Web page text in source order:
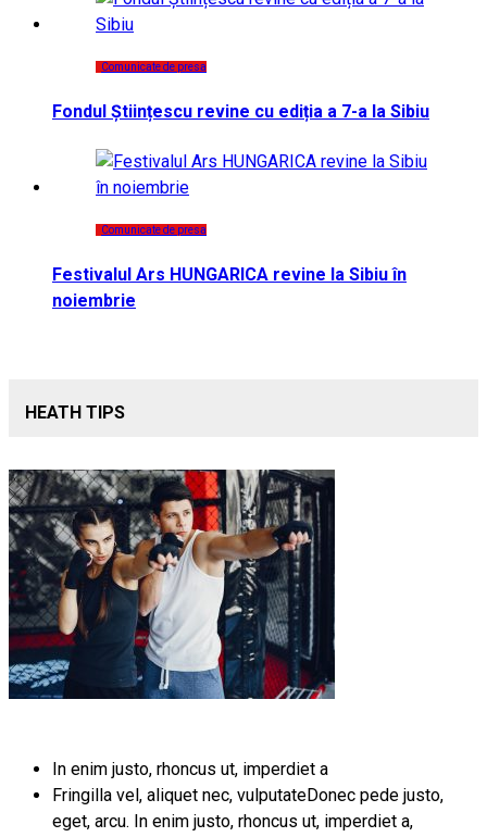
Comunicate de presa
Fondul Științescu revine cu ediția a 7-a la Sibiu
Comunicate de presa
Festivalul Ars HUNGARICA revine la Sibiu în
noiembrie
HEATH TIPS
In enim justo, rhoncus ut, imperdiet a
Fringilla vel, aliquet nec, vulputateDonec pede justo,
eget, arcu. In enim justo, rhoncus ut, imperdiet a,